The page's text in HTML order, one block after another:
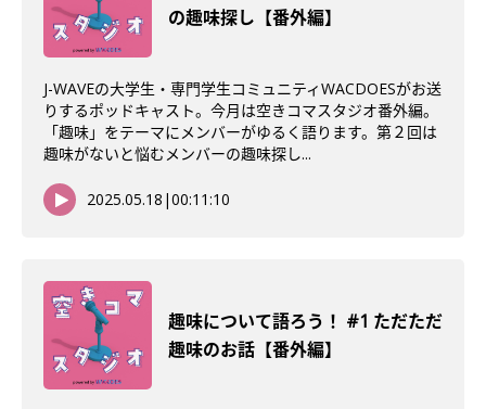
の趣味探し【番外編】
J-WAVEの大学生・専門学生コミュニティWACDOESがお送
りするポッドキャスト。今月は空きコマスタジオ番外編。
「趣味」をテーマにメンバーがゆるく語ります。第２回は
趣味がないと悩むメンバーの趣味探し...
2025.05.18 |00:11:10
趣味について語ろう！ #1 ただただ
趣味のお話【番外編】